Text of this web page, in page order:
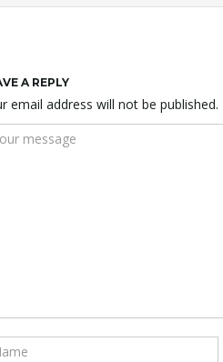
A REPLY
email address will not be published.